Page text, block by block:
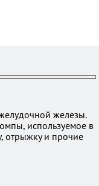
железы.
используемое в
отрыжку и прочие